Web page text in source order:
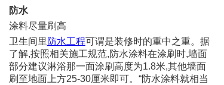
防水
涂料尽量刷高
卫生间里 防水工程可谓是装修时的重中之重。据
了解,按照相关施工规范,防水涂料在涂刷时,墙面
部分建议淋浴那一面涂刷高度为1.8米,其他墙面
刷至地面上方25-30厘米即可。“防水涂料就相当